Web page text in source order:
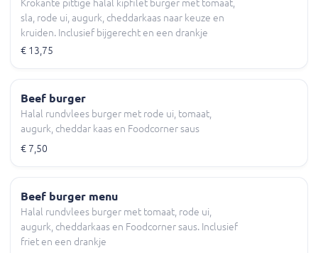
Krokante pittige halal kipfilet burger met tomaat,
sla, rode ui, augurk, cheddarkaas naar keuze en
kruiden. Inclusief bijgerecht en een drankje
€ 13,75
Beef burger
Halal rundvlees burger met rode ui, tomaat,
augurk, cheddar kaas en Foodcorner saus
€ 7,50
Beef burger menu
Halal rundvlees burger met tomaat, rode ui,
augurk, cheddarkaas en Foodcorner saus. Inclusief
friet en een drankje